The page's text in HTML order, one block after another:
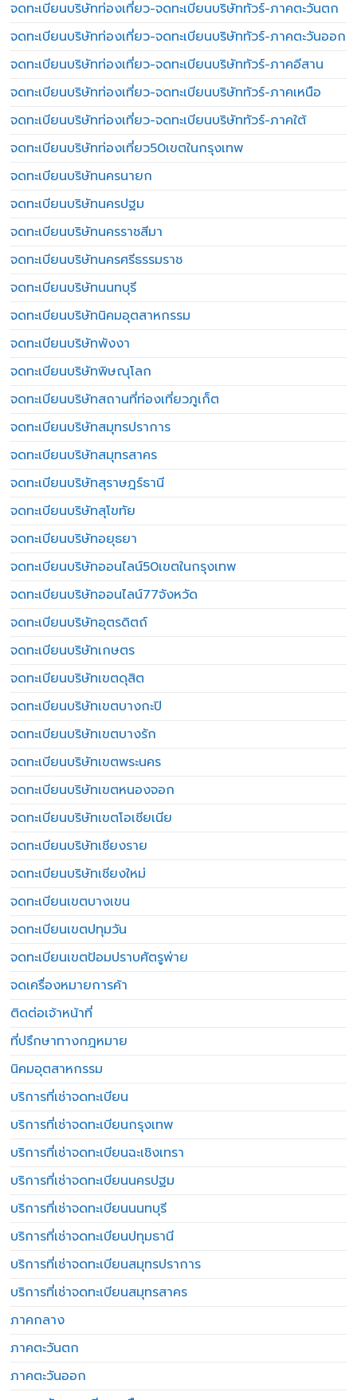
จดทะเบียนบริษัทท่องเที่ยว-จดทะเบียนบริษัททัวร์-ภาคตะวันตก
จดทะเบียนบริษัทท่องเที่ยว-จดทะเบียนบริษัททัวร์-ภาคตะวันออก
จดทะเบียนบริษัทท่องเที่ยว-จดทะเบียนบริษัททัวร์-ภาคอีสาน
จดทะเบียนบริษัทท่องเที่ยว-จดทะเบียนบริษัททัวร์-ภาคเหนือ
จดทะเบียนบริษัทท่องเที่ยว-จดทะเบียนบริษัททัวร์-ภาคใต้
จดทะเบียนบริษัทท่องเที่ยว50เขตในกรุงเทพ
จดทะเบียนบริษัทนครนายก
จดทะเบียนบริษัทนครปฐม
จดทะเบียนบริษัทนครราชสีมา
จดทะเบียนบริษัทนครศรีธรรมราช
จดทะเบียนบริษัทนนทบุรี
จดทะเบียนบริษัทนิคมอุตสาหกรรม
จดทะเบียนบริษัทพังงา
จดทะเบียนบริษัทพิษณุโลก
จดทะเบียนบริษัทสถานที่ท่องเที่ยวภูเก็ต
จดทะเบียนบริษัทสมุทรปราการ
จดทะเบียนบริษัทสมุทรสาคร
จดทะเบียนบริษัทสุราษฎร์ธานี
จดทะเบียนบริษัทสุโขทัย
จดทะเบียนบริษัทอยุธยา
จดทะเบียนบริษัทออนไลน์50เขตในกรุงเทพ
จดทะเบียนบริษัทออนไลน์77จังหวัด
จดทะเบียนบริษัทอุตรดิตถ์
จดทะเบียนบริษัทเกษตร
จดทะเบียนบริษัทเขตดุสิต
จดทะเบียนบริษัทเขตบางกะปิ
จดทะเบียนบริษัทเขตบางรัก
จดทะเบียนบริษัทเขตพระนคร
จดทะเบียนบริษัทเขตหนองจอก
จดทะเบียนบริษัทเขตโอเชียเนีย
จดทะเบียนบริษัทเชียงราย
จดทะเบียนบริษัทเชียงใหม่
จดทะเบียนเขตบางเขน
จดทะเบียนเขตปทุมวัน
จดทะเบียนเขตป้อมปราบศัตรูพ่าย
จดเครื่องหมายการค้า
ติดต่อเจ้าหน้าที่
ที่ปรึกษาทางกฎหมาย
นิคมอุตสาหกรรม
บริการที่เช่าจดทะเบียน
บริการที่เช่าจดทะเบียนกรุงเทพ
บริการที่เช่าจดทะเบียนฉะเชิงเทรา
บริการที่เช่าจดทะเบียนนครปฐม
บริการที่เช่าจดทะเบียนนนทบุรี
บริการที่เช่าจดทะเบียนปทุมธานี
บริการที่เช่าจดทะเบียนสมุทรปราการ
บริการที่เช่าจดทะเบียนสมุทรสาคร
ภาคกลาง
ภาคตะวันตก
ภาคตะวันออก